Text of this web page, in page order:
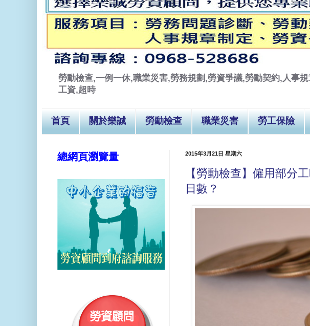
勞動檢查,一例一休,職業災害,勞務規劃,勞資爭議,勞動契約,人事
工資,超時
首頁 關於樂誠 勞動檢查 職業災害 勞工保險
2015年3月21日 星期六
【勞動檢查】僱用部分
日數？
總網頁瀏覽量